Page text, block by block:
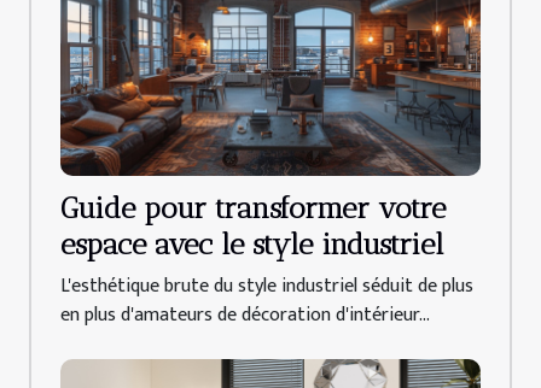
Guide pour transformer votre
espace avec le style industriel
L'esthétique brute du style industriel séduit de plus
en plus d'amateurs de décoration d'intérieur...